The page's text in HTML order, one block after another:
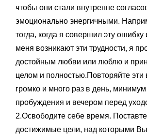
чтобы они стали внутренне
эмоционально энергичными.
тогда, когда я совершил эту ошибку
меня возникают эти трудности, я
достойным любви или люблю и
целом и полностью.Повторяйте эти
громко и много раз в день,
пробуждения и вечером перед
2.Освободите себе время.
достижимые цели, над которыми Вы